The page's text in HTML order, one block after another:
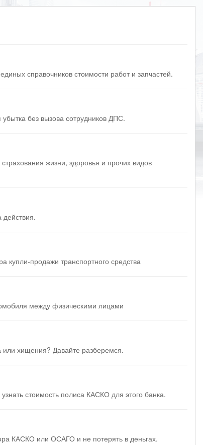
справочников стоимости работ и запчастей.
без вызова сотрудников ДПС.
жизни, здоровья и прочих видов
купли-продажи транспортного средства
между физическими лицами
или хищения? Давайте разберемся.
стоимость полиса КАСКО для этого банка.
КАСКО или ОСАГО и не потерять в деньгах.